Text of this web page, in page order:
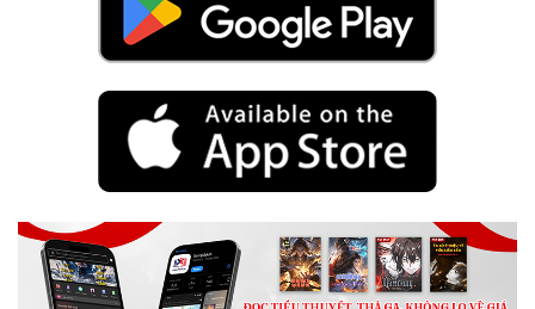
Mạt Thế
Mỹ Thực